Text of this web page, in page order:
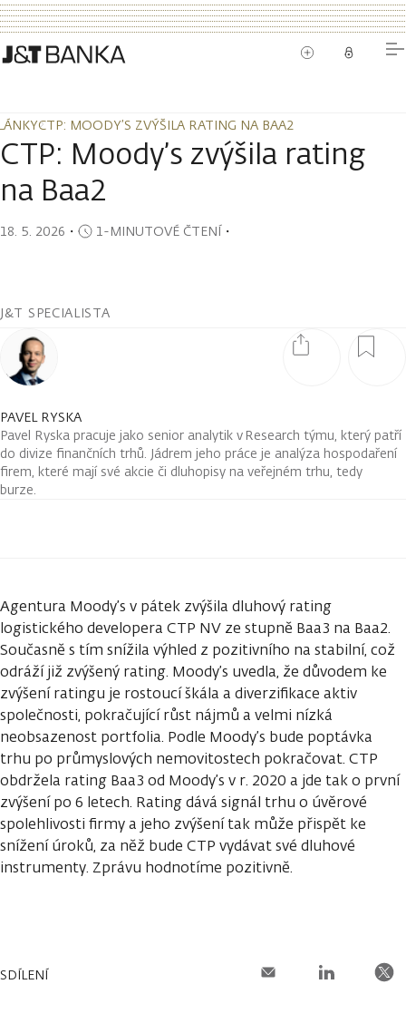
CTP: MOODY’S ZVÝŠILA RATING NA BAA2
CTP: MOODY’S ZVÝŠILA RATING NA BAA2
CTP: Moody’s zvýšila rating
na Baa2
18. 5. 2026 ・ 1-MINUTOVÉ ČTENÍ・
J&T SPECIALISTA
PAVEL RYSKA
Pavel Ryska pracuje jako senior analytik v Research týmu, který patří
do divize finančních trhů. Jádrem jeho práce je analýza hospodaření
firem, které mají své akcie či dluhopisy na veřejném trhu, tedy
burze.
Agentura Moody’s v pátek zvýšila dluhový rating
logistického developera CTP NV ze stupně Baa3 na Baa2.
Současně s tím snížila výhled z pozitivního na stabilní, což
odráží již zvýšený rating. Moody’s uvedla, že důvodem ke
zvýšení ratingu je rostoucí škála a diverzifikace aktiv
společnosti, pokračující růst nájmů a velmi nízká
neobsazenost portfolia. Podle Moody’s bude poptávka
trhu po průmyslových nemovitostech pokračovat. CTP
obdržela rating Baa3 od Moody’s v r. 2020 a jde tak o první
zvýšení po 6 letech. Rating dává signál trhu o úvěrové
spolehlivosti firmy a jeho zvýšení tak může přispět ke
snížení úroků, za něž bude CTP vydávat své dluhové
instrumenty. Zprávu hodnotíme pozitivně.
SDÍLENÍ